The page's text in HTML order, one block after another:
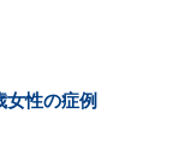
女性の症例